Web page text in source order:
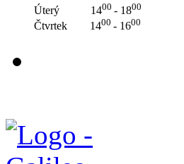
Úterý 1400 - 1800
Čtvrtek 1400 - 1600